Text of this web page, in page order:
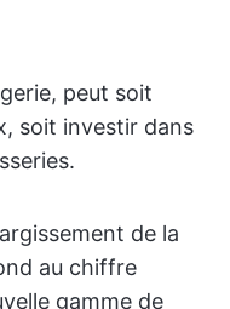
peut soit
soit investir dans
de la
au chiffre
gamme de